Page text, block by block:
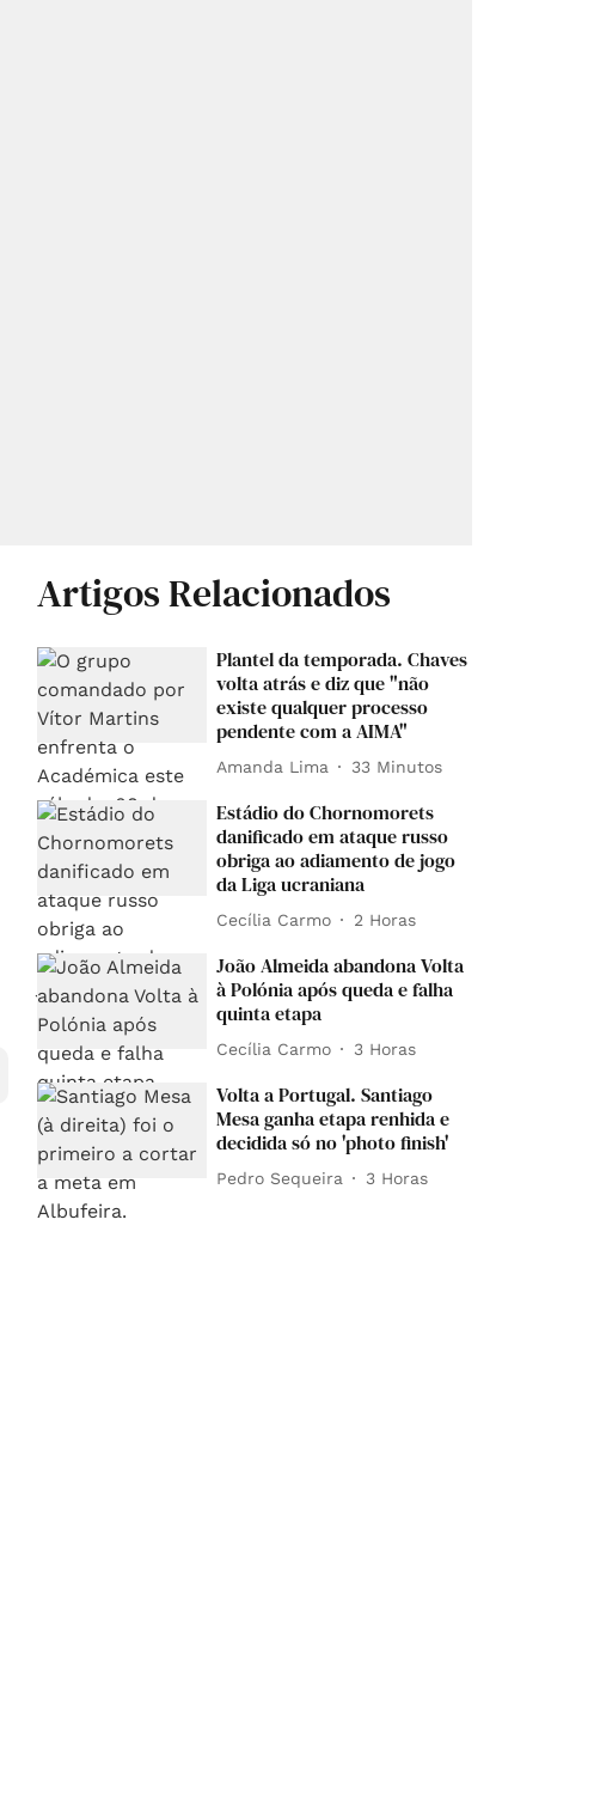
Artigos Relacionados
Plantel da temporada. Chaves
volta atrás e diz que "não
existe qualquer processo
pendente com a AIMA"
Amanda Lima 33 Minutos
Estádio do Chornomorets
danificado em ataque russo
obriga ao adiamento de jogo
da Liga ucraniana
Cecília Carmo 2 Horas
João Almeida abandona Volta
à Polónia após queda e falha
quinta etapa
Cecília Carmo 3 Horas
Volta a Portugal. Santiago
Mesa ganha etapa renhida e
decidida só no 'photo finish'
Pedro Sequeira 3 Horas